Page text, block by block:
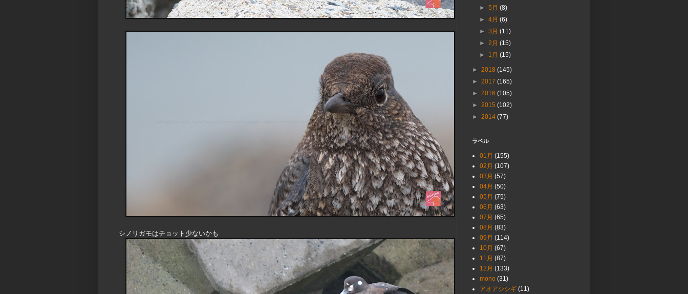
シノリガモはチョット少ないかも
►5月(8)
►4月(6)
►3月(11)
► 2月(15)
► 1月(15)
► 2018 (145)
► 2017 (165)
► 2016 (105)
► 2015 (102)
► 2014 (77)
ラベル
01月 (155)
02月 (107)
03月 (57)
04月 (50)
05月 (75)
06月 (63)
07月 (65)
08月 (83)
09月 (114)
10月 (67)
11月 (87)
12月 (133)
mono (31)
アオアシシギ (11)